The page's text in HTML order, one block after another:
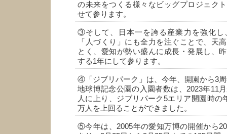
の未来をつくる様々なビッグプロジェク
せて参ります。
③そして、日本一を誇る産業力を強化し
「人づくり」にも全力を注ぐことで、天
とく、愛知が勢い盛んに成長・発展し、
する1年にして参ります。
④「ジブリパーク」は、今年、開園から3
地球博記念公園の入園者数は、2023年11
人に上り、ジブリパーク5エリア開園時の
万人を上回ることができました。
⑤今年は、2005年の愛知万博の開催から